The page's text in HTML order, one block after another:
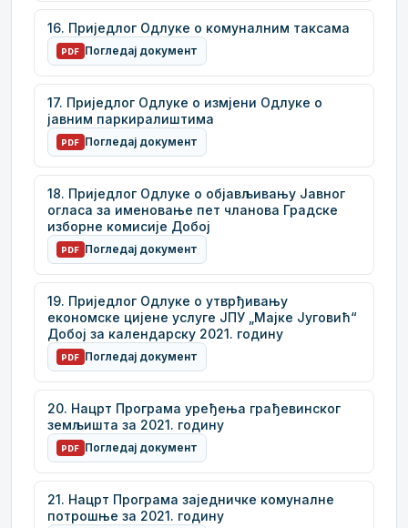
16. Приједлог Одлуке о комуналним таксама
PDF Погледај документ
17. Приједлог Одлуке о измјени Одлуке о
јавним паркиралиштима
PDF Погледај документ
18. Приједлог Одлуке о објављивању Јавног
огласа за именовање пет чланова Градске
изборне комисије Добој
PDF Погледај документ
19. Приједлог Одлуке о утврђивању
економске цијене услуге ЈПУ „Мајке Југовић“
Добој за календарску 2021. годину
PDF Погледај документ
20. Нацрт Програма уређења грађевинског
земљишта за 2021. годину
PDF Погледај документ
21. Нацрт Програма заједничке комуналне
потрошње за 2021. годину